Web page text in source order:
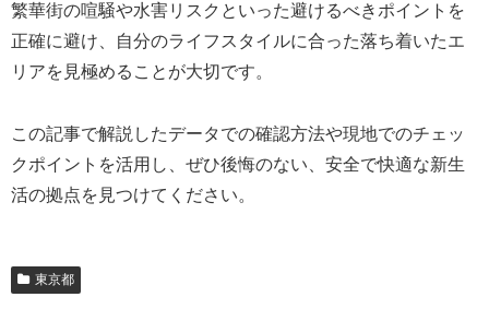
繁華街の喧騒や水害リスクといった避けるべきポイントを
正確に避け、自分のライフスタイルに合った落ち着いたエ
リアを見極めることが大切です。
この記事で解説したデータでの確認方法や現地でのチェッ
クポイントを活用し、ぜひ後悔のない、安全で快適な新生
活の拠点を見つけてください。
東京都